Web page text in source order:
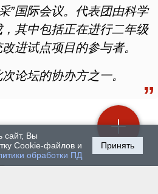
”国际会议。代表团由科学
其中包括正在进行二年级
进试点项目的参与者。
论坛的协办方之一。
сайт, Вы
Cookie-файлов и
обработки ПД
Принять